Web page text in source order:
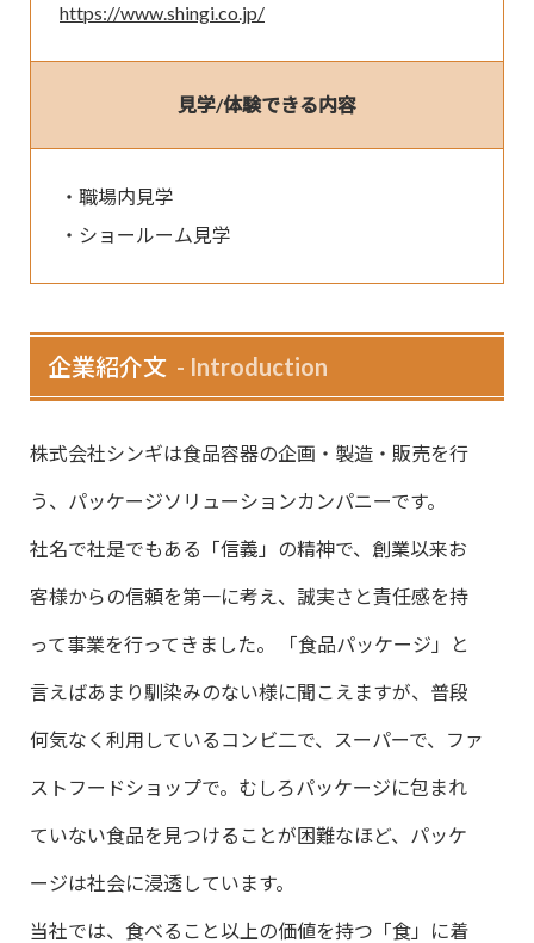
https://www.shingi.co.jp/
見学/体験できる内容
・職場内見学
・ショールーム見学
企業紹介文 Introduction
株式会社シンギは食品容器の企画・製造・販売を行
う、パッケージソリューションカンパニーです。
社名で社是でもある「信義」の精神で、創業以来お
客様からの信頼を第一に考え、誠実さと責任感を持
って事業を行ってきました。 「食品パッケージ」と
言えばあまり馴染みのない様に聞こえますが、普段
何気なく利用しているコンビ二で、スーパーで、ファ
ストフードショップで。むしろパッケージに包まれ
ていない食品を見つけることが困難なほど、パッケ
ージは社会に浸透しています。
当社では、食べること以上の価値を持つ「食」に着